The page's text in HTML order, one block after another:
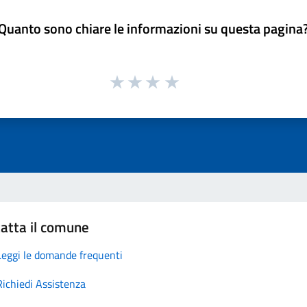
sono chiare le informazioni su questa
il comune
le domande frequenti
Assistenza